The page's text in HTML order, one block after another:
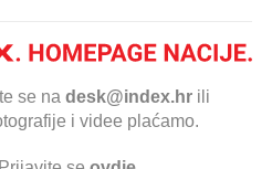
se na desk@index.hr ili
i videe plaćamo.